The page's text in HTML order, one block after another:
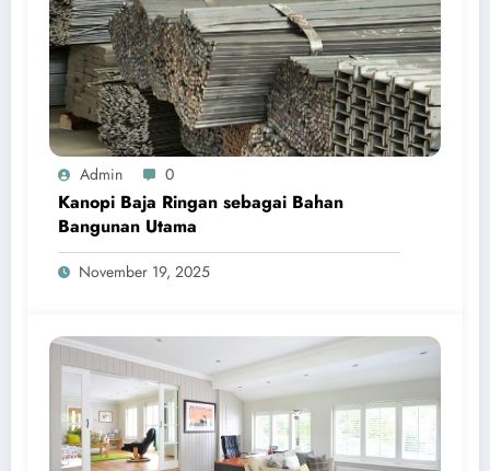
Admin 0
Kanopi Baja Ringan sebagai Bahan
Bangunan Utama
November 19, 2025